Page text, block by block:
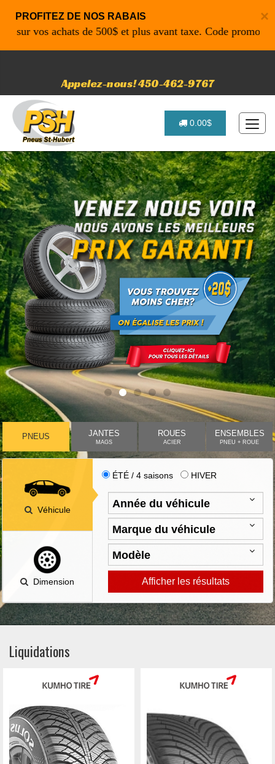
×
PROFITEZ DE NOS RABAIS
achats de 500$ et plus avant taxe. Code promo:
Appelez-nous! 450-462-9767
0.00$
PNEUS JANTES
MAGS
ROUES
ACIER
ENSEMBLES
PNEU + ROUE
Véhicule
Dimension
ÉTÉ / 4 saisons HIVER
Afficher les résultats
Liquidations